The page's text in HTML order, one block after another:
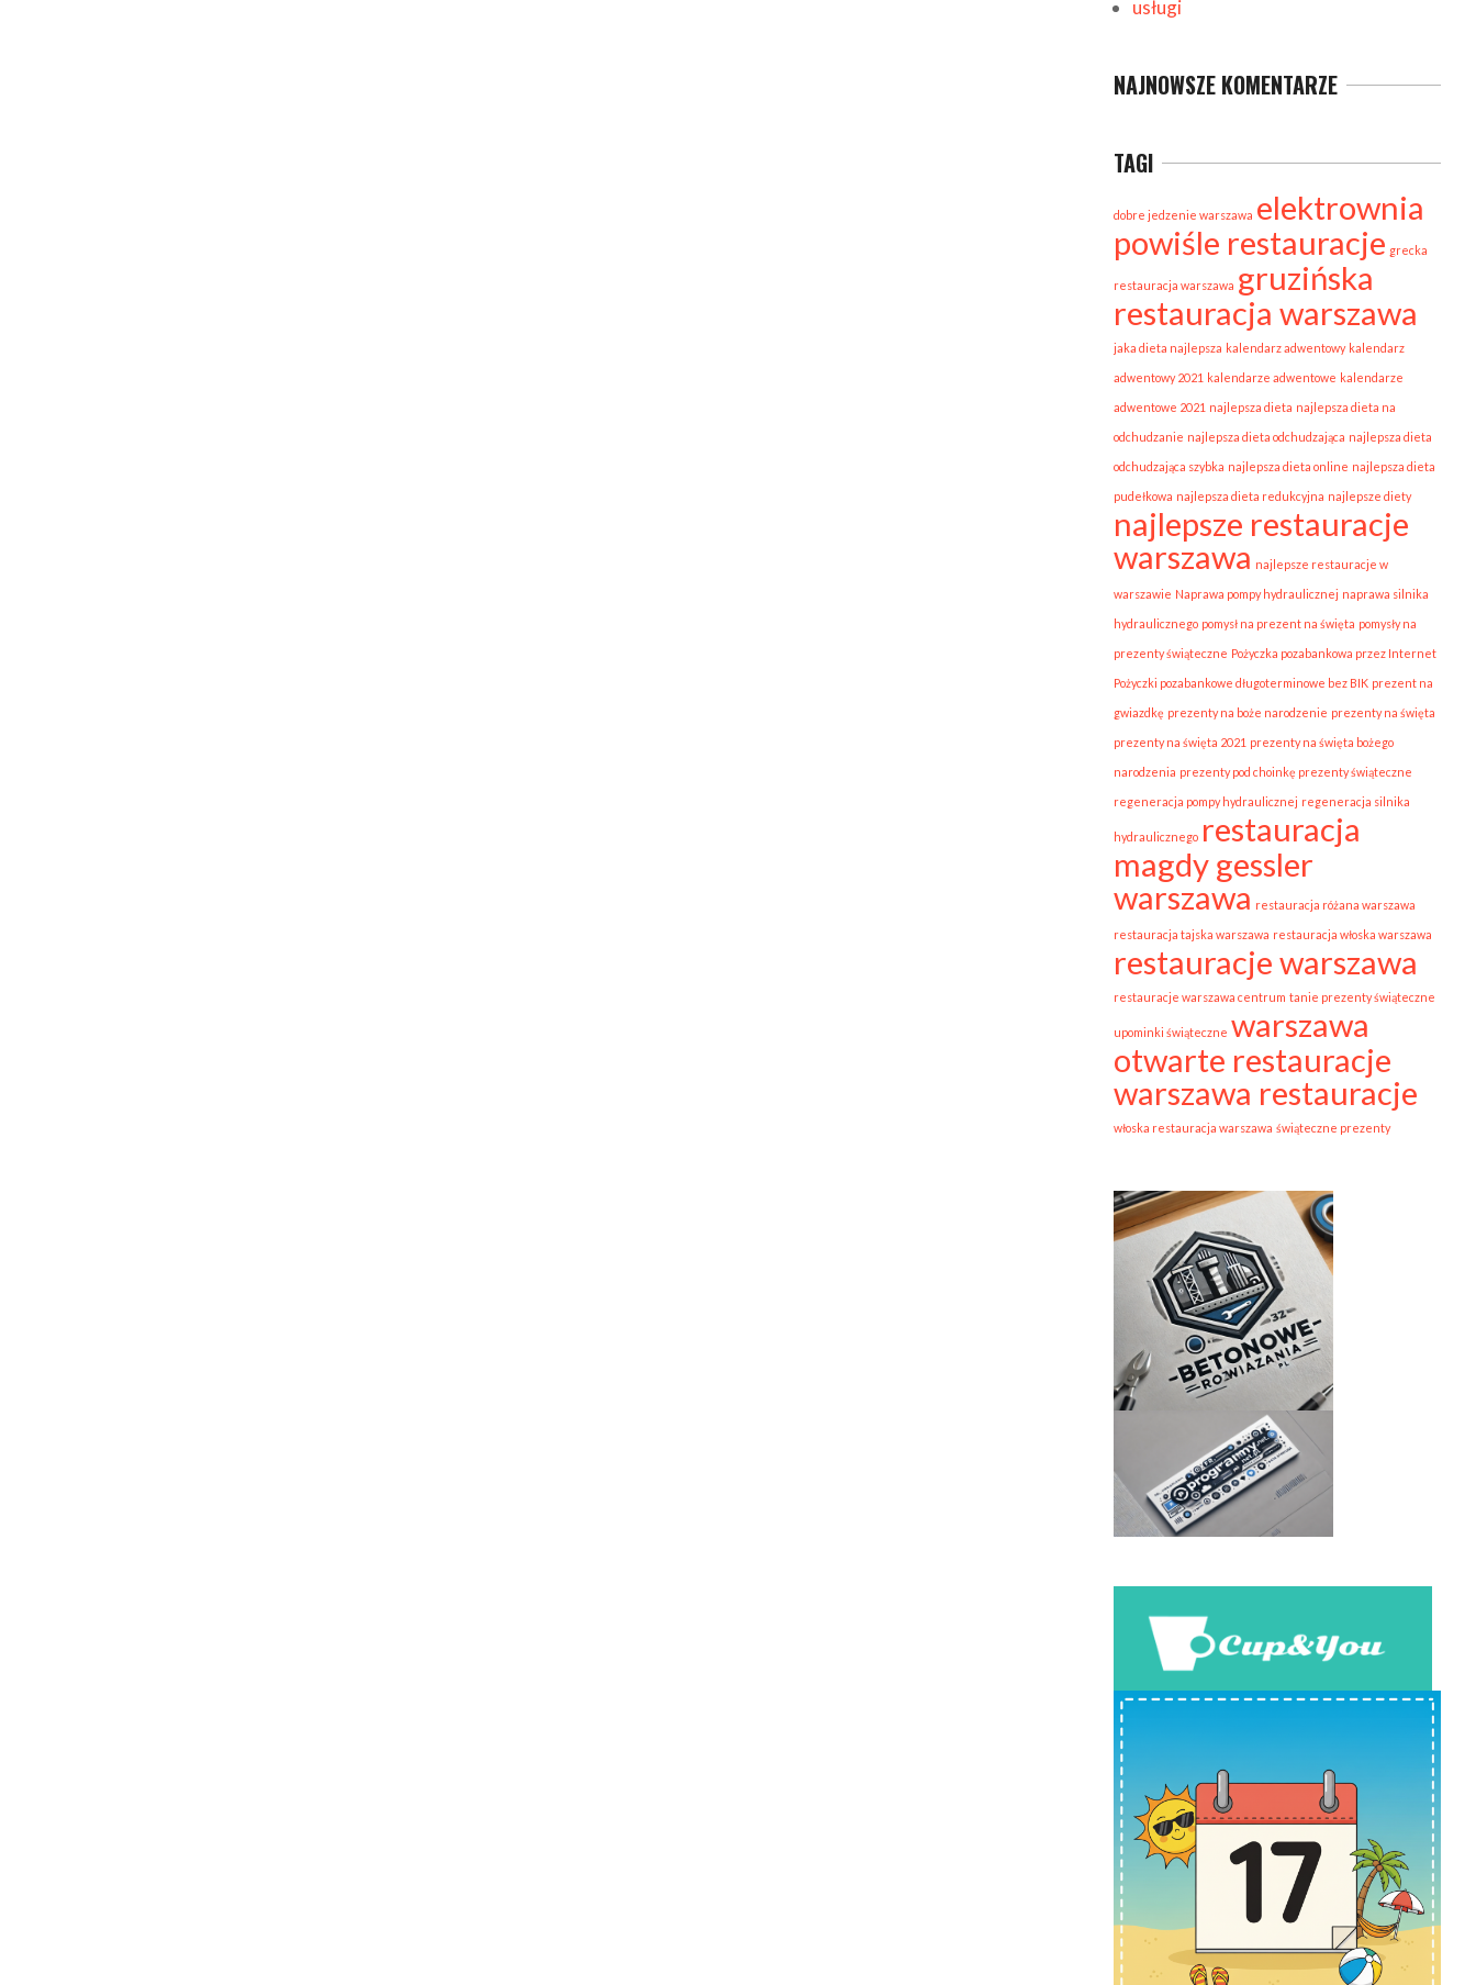
usługi
NAJNOWSZE KOMENTARZE
TAGI
dobre jedzenie warszawa elektrownia
powiśle restauracje grecka
restauracja warszawa gruzińska
restauracja warszawa
jaka dieta najlepsza kalendarz adwentowy kalendarz
adwentowy 2021 kalendarze adwentowe kalendarze
adwentowe 2021 najlepsza dieta najlepsza dieta na
odchudzanie najlepsza dieta odchudzająca najlepsza dieta
odchudzająca szybka najlepsza dieta online najlepsza dieta
pudełkowa najlepsza dieta redukcyjna najlepsze diety
najlepsze restauracje
warszawa najlepsze restauracje w
warszawie Naprawa pompy hydraulicznej naprawa silnika
hydraulicznego pomysł na prezent na święta pomysły na
prezenty świąteczne Pożyczka pozabankowa przez Internet
Pożyczki pozabankowe długoterminowe bez BIK prezent na
gwiazdkę prezenty na boże narodzenie prezenty na święta
prezenty na święta 2021 prezenty na święta bożego
narodzenia prezenty pod choinkę prezenty świąteczne
regeneracja pompy hydraulicznej regeneracja silnika
hydraulicznego restauracja
magdy gessler
warszawa restauracja różana warszawa
restauracja tajska warszawa restauracja włoska warszawa
restauracje warszawa
restauracje warszawa centrum tanie prezenty świąteczne
upominki świąteczne warszawa
otwarte restauracje
warszawa restauracje
włoska restauracja warszawa świąteczne prezenty